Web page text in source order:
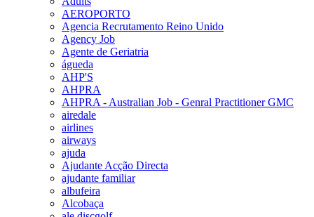
AEROPORTO
Agencia Recrutamento Reino Unido
Agency Job
Agente de Geriatria
águeda
AHP'S
AHPRA
AHPRA - Australian Job - Genral Practitioner GMC
airedale
airlines
airways
ajuda
Ajudante Acção Directa
ajudante familiar
albufeira
Alcobaça